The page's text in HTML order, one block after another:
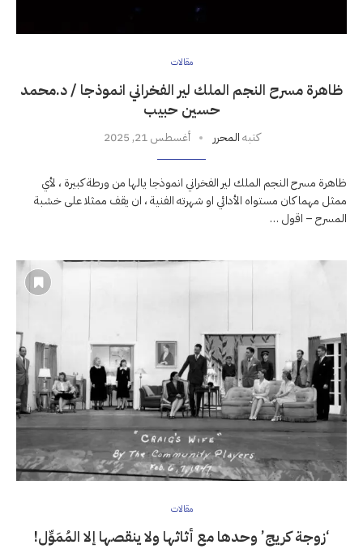
مقالات
ظاهرة مسرح النجم الملك لير الفخراني انموذجا / د.محمد
حسين حبيب
كتبهالمحرر أغسطس 21, 2025
ظاهرة مسرح النجم الملك لير الفخراني انموذجا يالها من ورطة كبيرة ، لأي
ممثل مهما كان مستواه الأدائي او شهرته الفنية ، ان يقف ممثلا على خشبة
المسرح – اقول …
مقالات
‘زوجة كريج’ وحدها مع أثاثها ولا ينقصها إلا المُمَوِّل!